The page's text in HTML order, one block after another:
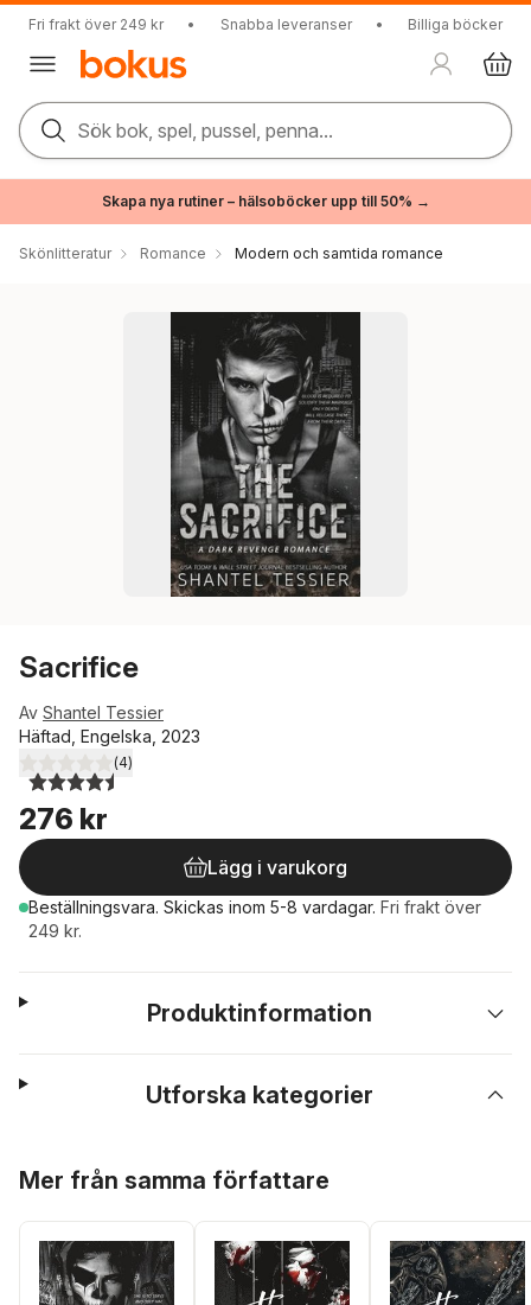
Fri frakt över 249 kr • Snabba leveranser • Billiga böcker
Sök bok, spel, pussel, penna...
Skapa nya rutiner – hälsoböcker upp till 50% →
Skönlitteratur Romance Modern och samtida romance
Sacrifice
Av Shantel Tessier
Häftad, Engelska, 2023
4,5utav 5 stjärnor. Totalt antal röster:
(4)
276 kr
Lägg i varukorg
Beställningsvara. Skickas inom 5-8 vardagar. Fri frakt över
249 kr.
Produktinformation
Utforska kategorier
Mer från samma författare